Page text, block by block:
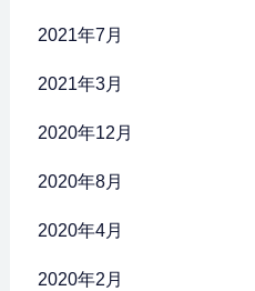
2021年7月
2021年3月
2020年12月
2020年8月
2020年4月
2020年2月